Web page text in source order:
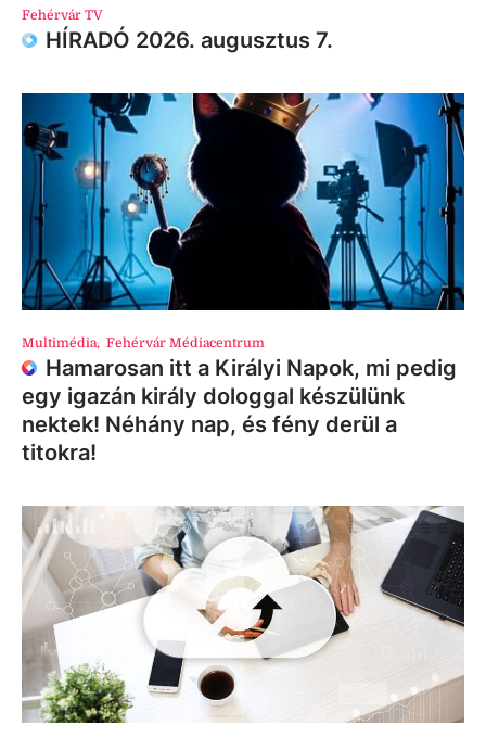
Fehérvár TV
HÍRADÓ 2026. augusztus 7.
Multimédia, Fehérvár Médiacentrum
Hamarosan itt a Királyi Napok, mi pedig
egy igazán király dologgal készülünk
nektek! Néhány nap, és fény derül a
titokra!